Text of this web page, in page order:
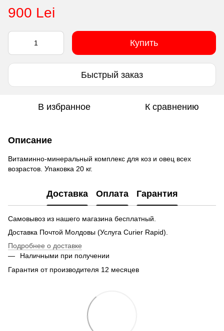
900 Lei
Купить
Быстрый заказ
В избранное К сравнению
Описание
Витаминно-минеральный комплекс для коз и овец всех
возрастов. Упаковка 20 кг.
Доставка Оплата Гарантия
Самовывоз из нашего магазина бесплатный.
Доставка Почтой Молдовы (Услуга Curier Rapid).
Подробнее о доставке
Наличными при получении
Гарантия от производителя 12 месяцев